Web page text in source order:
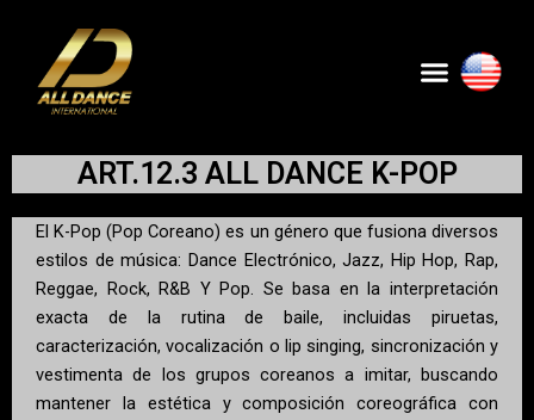
content
Menu
ART.12.3 ALL DANCE K-POP
El K-Pop (Pop Coreano) es un género que fusiona diversos
estilos de música: Dance Electrónico, Jazz, Hip Hop, Rap,
Reggae, Rock, R&B Y Pop. Se basa en la interpretación
exacta de la rutina de baile, incluidas piruetas,
caracterización, vocalización o lip singing, sincronización y
vestimenta de los grupos coreanos a imitar, buscando
mantener la estética y composición coreográfica con